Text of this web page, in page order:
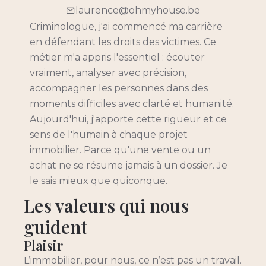
laurence@ohmyhouse.be
Criminologue, j'ai commencé ma carrière
en défendant les droits des victimes. Ce
métier m'a appris l'essentiel : écouter
vraiment, analyser avec précision,
accompagner les personnes dans des
moments difficiles avec clarté et humanité.
Aujourd'hui, j'apporte cette rigueur et ce
sens de l'humain à chaque projet
immobilier. Parce qu'une vente ou un
achat ne se résume jamais à un dossier. Je
le sais mieux que quiconque.
Les valeurs qui nous
guident
Plaisir
L’immobilier, pour nous, ce n’est pas un travail.